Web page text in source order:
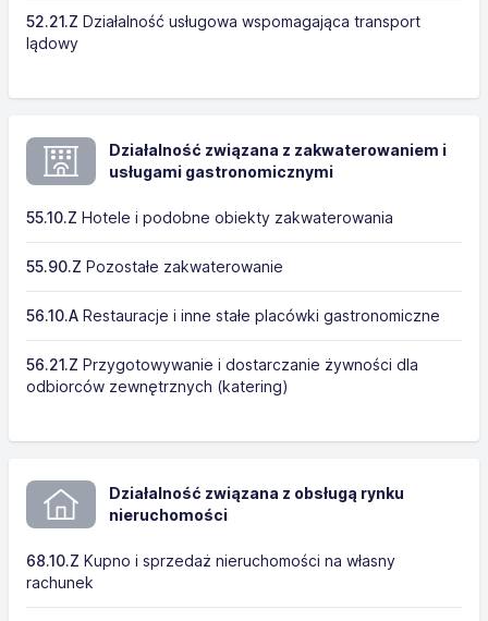
52.21.Z Działalność usługowa wspomagająca transport
lądowy
Działalność związana z zakwaterowaniem i
usługami gastronomicznymi
55.10.Z Hotele i podobne obiekty zakwaterowania
55.90.Z Pozostałe zakwaterowanie
56.10.A Restauracje i inne stałe placówki gastronomiczne
56.21.Z Przygotowywanie i dostarczanie żywności dla
odbiorców zewnętrznych (katering)
Działalność związana z obsługą rynku
nieruchomości
68.10.Z Kupno i sprzedaż nieruchomości na własny
rachunek